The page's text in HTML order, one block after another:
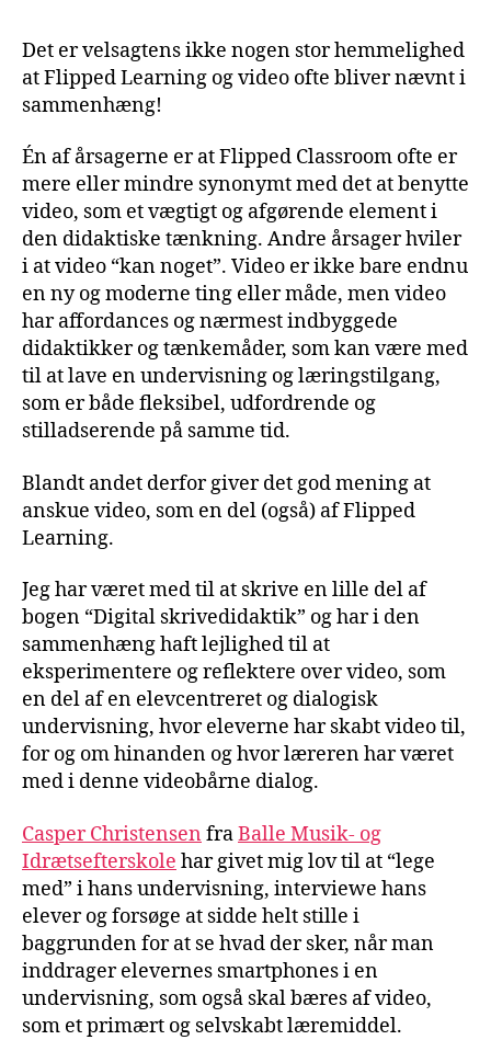
Det er velsagtens ikke nogen stor hemmelighed
at Flipped Learning og video ofte bliver nævnt i
sammenhæng!
Én af årsagerne er at Flipped Classroom ofte er
mere eller mindre synonymt med det at benytte
video, som et vægtigt og afgørende element i
den didaktiske tænkning. Andre årsager hviler
i at video “kan noget”. Video er ikke bare endnu
en ny og moderne ting eller måde, men video
har affordances og nærmest indbyggede
didaktikker og tænkemåder, som kan være med
til at lave en undervisning og læringstilgang,
som er både fleksibel, udfordrende og
stilladserende på samme tid.
Blandt andet derfor giver det god mening at
anskue video, som en del (også) af Flipped
Learning.
Jeg har været med til at skrive en lille del af
bogen “Digital skrivedidaktik” og har i den
sammenhæng haft lejlighed til at
eksperimentere og reflektere over video, som
en del af en elevcentreret og dialogisk
undervisning, hvor eleverne har skabt video til,
for og om hinanden og hvor læreren har været
med i denne videobårne dialog.
Casper Christensen fraBalle Musik- og
Idrætsefterskole har givet mig lov til at “lege
med” i hans undervisning, interviewe hans
elever og forsøge at sidde helt stille i
baggrunden for at se hvad der sker, når man
inddrager elevernes smartphones i en
undervisning, som også skal bæres af video,
som et primært og selvskabt læremiddel.